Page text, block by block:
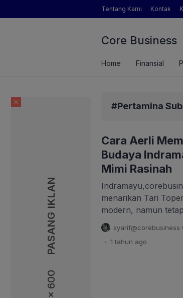
PASANG IKLAN
Tentang Kami Kontak
Core Business
Inikah Sosok
Home Finansial
#Pertamina
Cara Aerli
Budaya
Mimi Rasinah
menarikan Tari
modern, namun
Menjadi daya tarik
warisan seni tari
kendang dan
syarif@corebusiness
. 1 tahun ago